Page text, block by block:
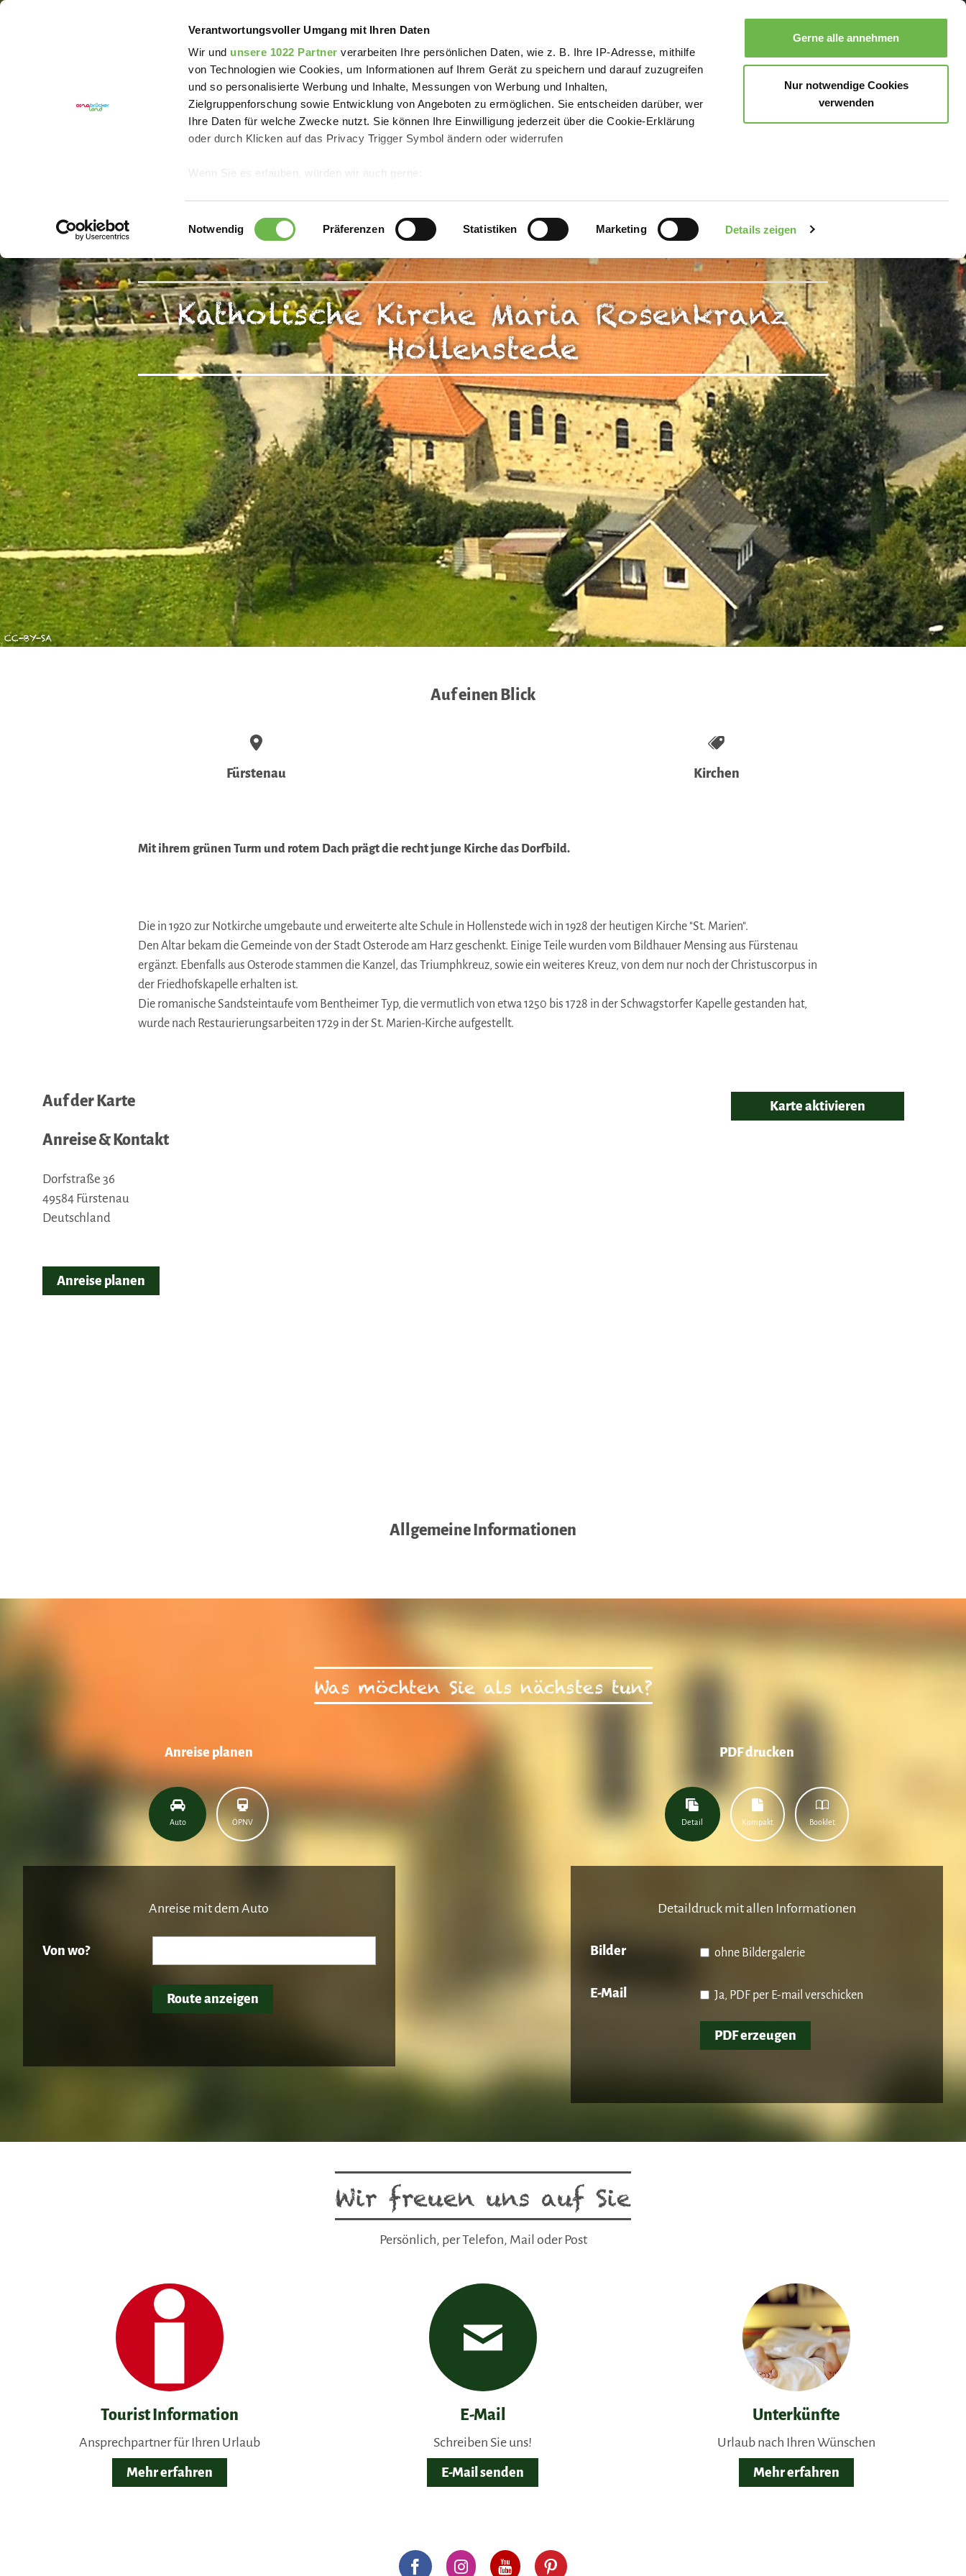
Verantwortungsvoller Umgang mit Ihren Daten
Wir und unsere 1022 Partner verarbeiten Ihre persönlichen Daten, wie z. B. Ihre IP-Adresse, mithilfe
von Technologien wie Cookies, um Informationen auf Ihrem Gerät zu speichern und darauf zuzugreifen
und so personalisierte Werbung und Inhalte, Messungen von Werbung und Inhalten,
Zielgruppenforschung sowie Entwicklung von Angeboten zu ermöglichen. Sie entscheiden darüber, wer
Ihre Daten für welche Zwecke nutzt. Sie können Ihre Einwilligung jederzeit über die Cookie-Erklärung
oder durch Klicken auf das Privacy Trigger Symbol ändern oder widerrufen
Wenn Sie es erlauben, würden wir auch gerne:
Ihr Gerät durch aktives Scannen nach bestimmten Merkmalen (Fingerprinting) identifizieren
Präferenzen imAbschnitt Einzelheitenfest.
Wir verwenden Cookies, um Inhalte und Anzeigen zu personalisieren, Funktionen für soziale Medien
anbieten zu können und die Zugriffe auf unsere Website zu analysieren.Danke, dass Sie uns in
unserer Arbeit unterstützen!
Hinweis auf Verarbeitung Ihrer auf dieser Webseite erhobenen Daten in den USA durch Google
und YouTube:Indem Sie auf "Gerne Alle annehmen" oder Präferenzen, Statistiken oder Marketing
ankreuzen und auf „Auswahl manuell festlegen“ klicken, willigen Sie zugleich gem. Art. 49 Abs. 1 S. 1 lit.
a DSGVO ein, dass Ihre Daten in den USA verarbeitet werden. Die USA werden vom Europäischen
Gerichtshof als ein Land mit einem nach EU-Standards unzureichendem Datenschutzniveau
eingeschätzt. Es besteht insbesondere das Risiko, dass Ihre Daten durch US-Behörden, zu Kontroll-
und zu Überwachungszwecken, möglicherweise auch ohne Rechtsbehelfsmöglichkeiten, verarbeitet
werden können. Wenn Sie auf "Auswahl manuell festlegen" klicken und keine der optionalen Boxen
(Präferenzen, Statistiken oder Marketing ausgewählt haben, findet die vorgehend beschriebene
Übermittlung nicht statt. Weitere Informationen erhalten Sie in unseren Datenschutzhinweisen.
Ausführlich informieren wir Sie darüber gerne hier:Datenschutz|Impressum
Einwilligungsauswahl
Notwendig Präferenzen Statistiken Marketing Details zeigen
Gerne alle annehmen
Nur notwendige Cookies
verwenden
Suche Buchen Menü
Katholische Kirche Maria Rosenkranz
Hollenstede
CC-BY-SA
Auf einen Blick
Fürstenau Kirchen
Mit ihrem grünen Turm und rotem Dach prägt die recht junge Kirche das Dorfbild.
Die in 1920 zur Notkirche umgebaute und erweiterte alte Schule in Hollenstede wich in 1928 der heutigen Kirche "St. Marien".
Den Altar bekam die Gemeinde von der Stadt Osterode am Harz geschenkt. Einige Teile wurden vom Bildhauer Mensing aus Fürstenau
ergänzt. Ebenfalls aus Osterode stammen die Kanzel, das Triumphkreuz, sowie ein weiteres Kreuz, von dem nur noch der Christuscorpus in
der Friedhofskapelle erhalten ist.
Die romanische Sandsteintaufe vom Bentheimer Typ, die vermutlich von etwa 1250 bis 1728 in der Schwagstorfer Kapelle gestanden hat,
wurde nach Restaurierungsarbeiten 1729 in der St. Marien-Kirche aufgestellt.
Auf der Karte
Anreise & Kontakt
Dorfstraße 36
49584 Fürstenau
Deutschland
Anreise planen
Karte aktivieren
Allgemeine Informationen
Was möchten Sie als nächstes tun?
Anreise planen
Auto ÖPNV
Anreise mit dem Auto
Von wo?
Route anzeigen
PDF drucken
Detail Kompakt Booklet
Detaildruck mit allen Informationen
Bilder ohne Bildergalerie
E-Mail Ja, PDF per E-mail verschicken
PDF erzeugen
Wir freuen uns auf Sie
Persönlich, per Telefon, Mail oder Post
Tourist Information
Ansprechpartner für Ihren Urlaub
Mehr erfahren
E-Mail
Schreiben Sie uns!
E-Mail senden
Unterkünfte
Urlaub nach Ihren Wünschen
Mehr erfahren